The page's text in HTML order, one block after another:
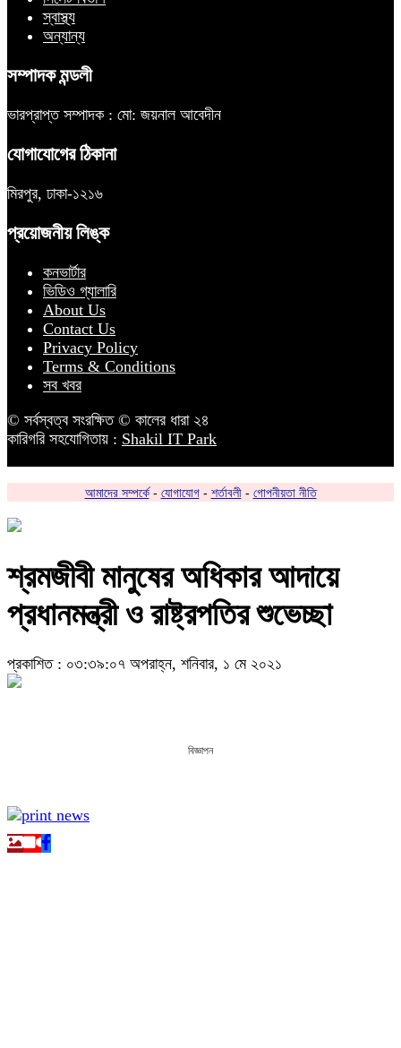
স্বাস্থ্য
অন্যান্য
সম্পাদক মন্ডলী
ভারপ্রাপ্ত সম্পাদক : মো: জয়নাল আবেদীন
যোগাযোগের ঠিকানা
মিরপুর, ঢাকা-১২১৬
প্রয়োজনীয় লিঙ্ক
কনভার্টার
ভিডিও গ্যালারি
About Us
Contact Us
Privacy Policy
Terms & Conditions
সব খবর
© সর্বস্বত্ব সংরক্ষিত © কালের ধারা ২৪
কারিগরি সহযোগিতায় : Shakil IT Park
আমাদের সম্পর্কে- যোগাযোগ- শর্তাবলী- গোপনীয়তা নীতি
শ্রমজীবী মানুষের অধিকার আদায়ে
প্রধানমন্ত্রী ও রাষ্ট্রপতির শুভেচ্ছা
প্রকাশিত : ০৩:৩৯:০৭ অপরাহ্ন, শনিবার, ১ মে ২০২১
বিজ্ঞাপন